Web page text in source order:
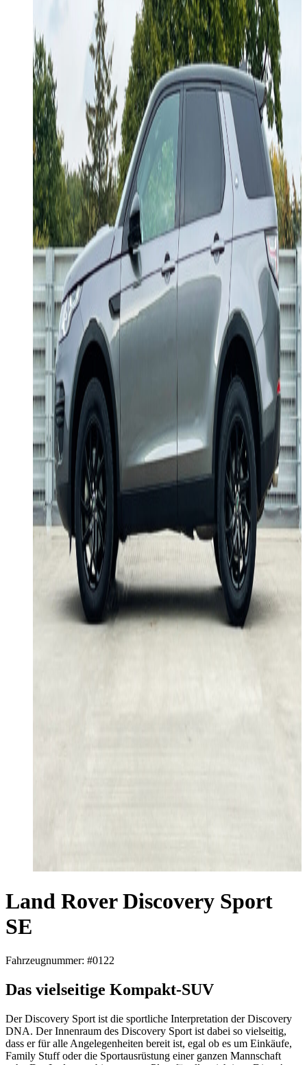
Land Rover Discovery Sport
SE
Fahrzeugnummer: #0122
Das vielseitige Kompakt-SUV
Der Discovery Sport ist die sportliche Interpretation der Discovery
DNA. Der Innenraum des Discovery Sport ist dabei so vielseitig,
dass er für alle Angelegenheiten bereit ist, egal ob es um Einkäufe,
Family Stuff oder die Sportausrüstung einer ganzen Mannschaft